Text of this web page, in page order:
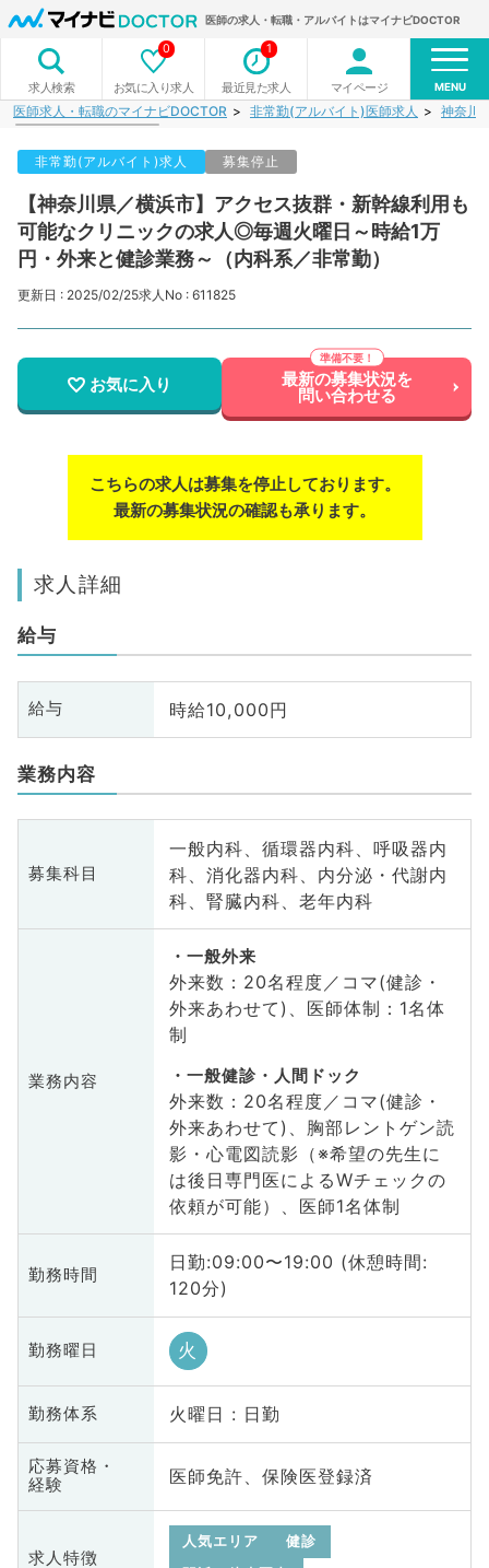
医師の求人・転職・アルバイトはマイナビDOCTOR
求人検索 お気に入り求人
0
最近見た求人
1
マイページ MENU
医師求人・転職のマイナビDOCTOR 非常勤(アルバイト)医師求人 神奈川
非常勤(アルバイト)求人 募集停止
【神奈川県／横浜市】アクセス抜群・新幹線利用も
可能なクリニックの求人◎毎週火曜日～時給1万
円・外来と健診業務～（内科系／非常勤）
更新日 : 2025/02/25求人No : 611825
お気に入り 最新の募集状況を
問い合わせる
こちらの求人は募集を停止しております。
最新の募集状況の確認も承ります。
求人詳細
給与
給与 時給10,000円
業務内容
募集科目
一般内科、循環器内科、呼吸器内
科、消化器内科、内分泌・代謝内
科、腎臓内科、老年内科
業務内容
一般外来
外来数：20名程度／コマ(健診・
外来あわせて)、医師体制：1名体
制
一般健診・人間ドック
外来数：20名程度／コマ(健診・
外来あわせて)、胸部レントゲン読
影・心電図読影（※希望の先生に
は後日専門医によるWチェックの
依頼が可能）、医師1名体制
勤務時間
日勤:09:00〜19:00 (休憩時間:
120分)
勤務曜日 火
勤務体系 火曜日 : 日勤
応募資格・
経験
医師免許、保険医登録済
求人特徴
人気エリア
健診